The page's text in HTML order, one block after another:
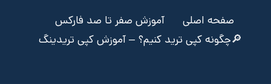
صفحه اصلی
آموزش صفر تا صد فارکس
🔎چگونه کپی ترید کنیم؟ – آموزش کپی تریدینگ